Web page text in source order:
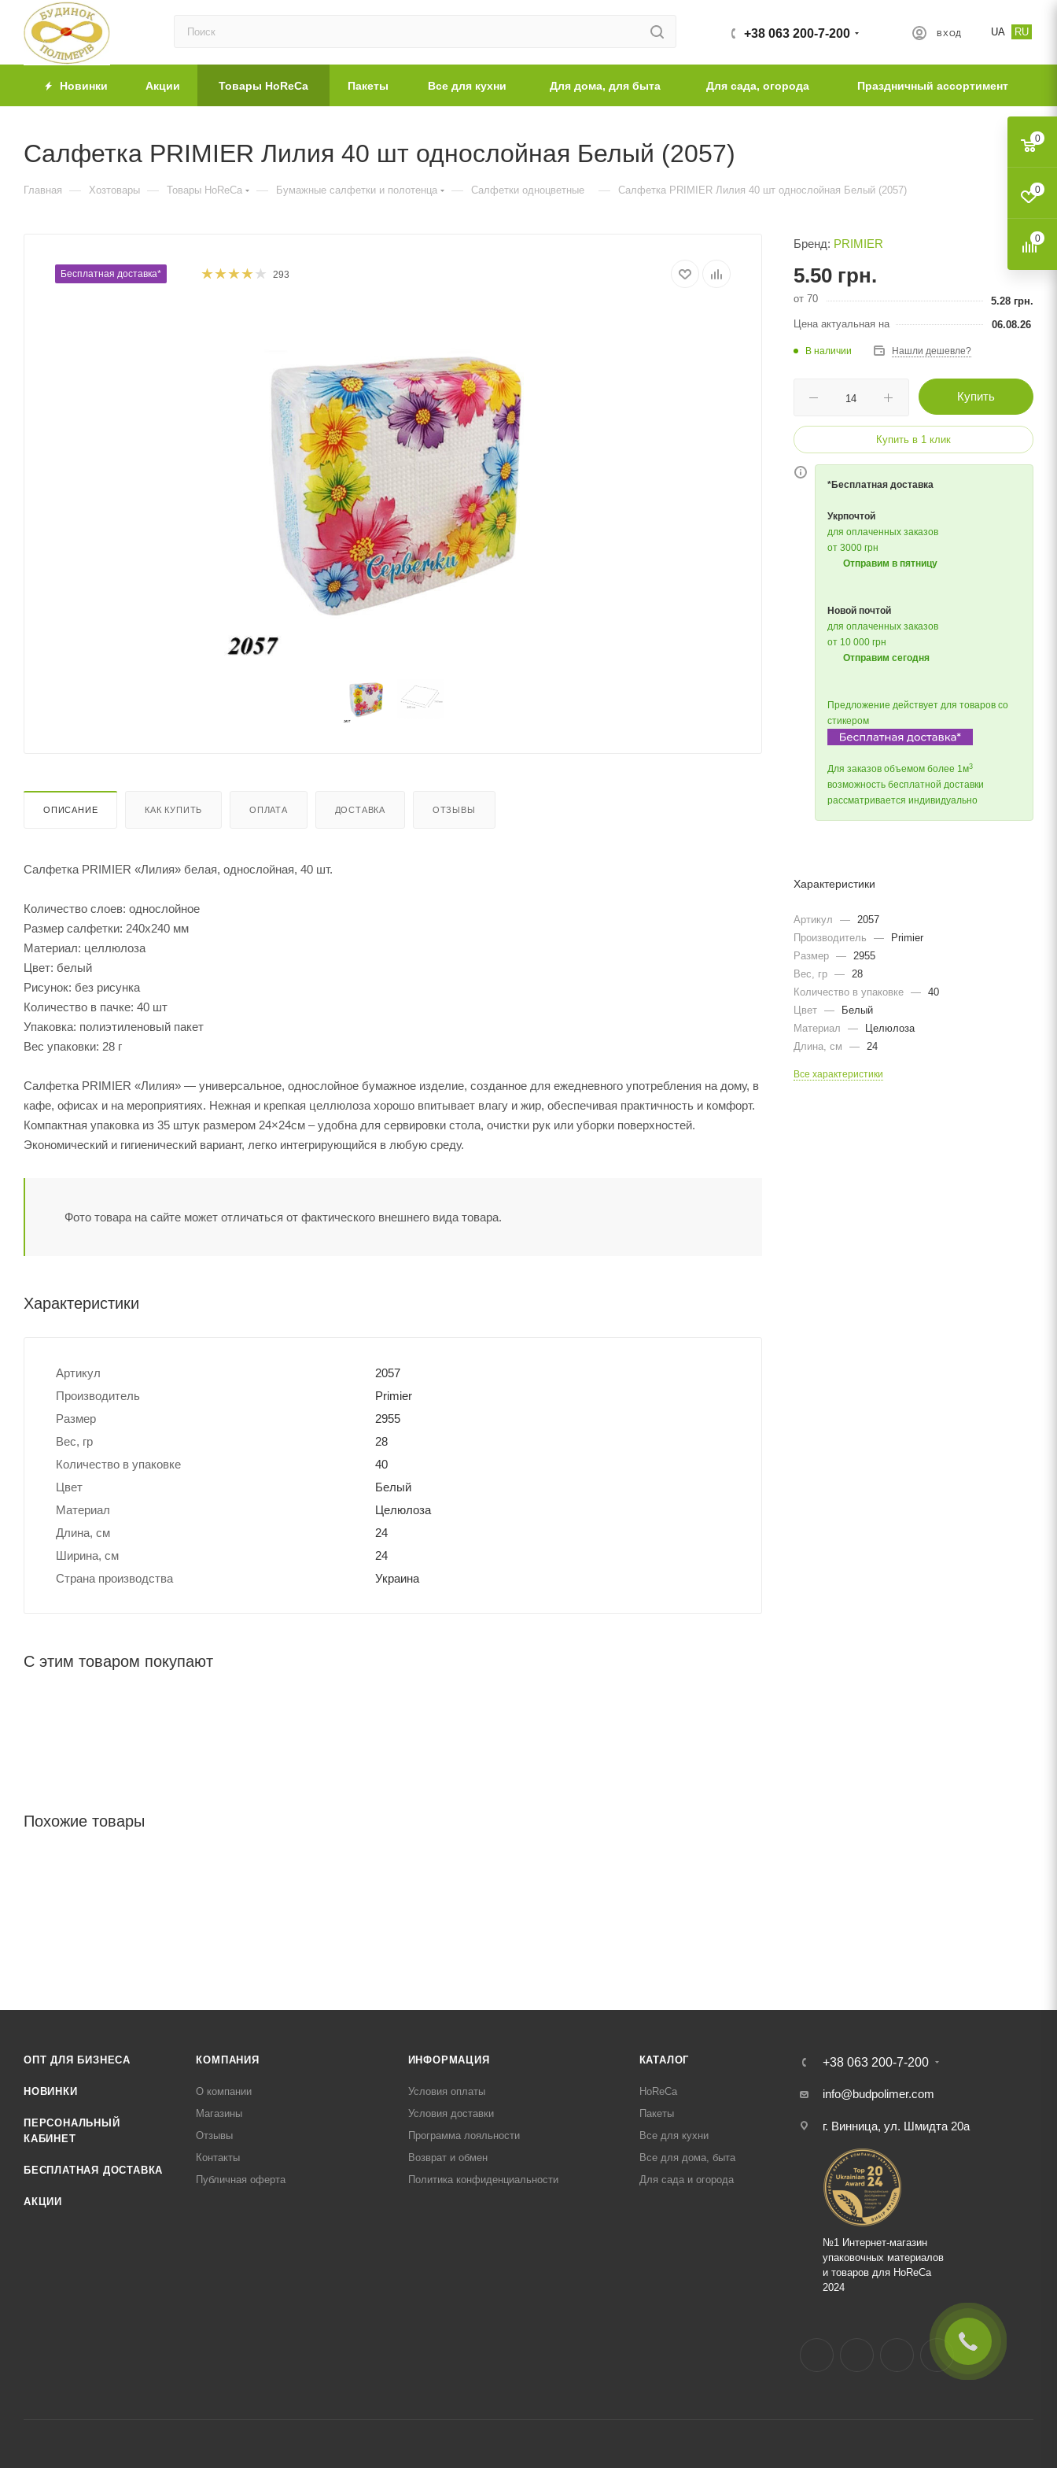
UA RU
ВХОД
+38 063 200-7-200
Новинки Акции Товары HoReCa Пакеты Все для кухни Для дома, для быта Для сада, огорода Праздничный ассортимент
Салфетка PRIMIER Лилия 40 шт однослойная Белый (2057)
Главная — Хозтовары — Товары HoReCa — Бумажные салфетки и полотенца — Салфетки одноцветные — Салфетка PRIMIER Лилия 40 шт однослойная Белый (2057)
Бесплатная доставка* 293
ОПИСАНИЕ КАК КУПИТЬ ОПЛАТА ДОСТАВКА ОТЗЫВЫ
Салфетка PRIMIER «Лилия» белая, однослойная, 40 шт.
Количество слоев: однослойное
Размер салфетки: 240х240 мм
Материал: целлюлоза
Цвет: белый
Рисунок: без рисунка
Количество в пачке: 40 шт
Упаковка: полиэтиленовый пакет
Вес упаковки: 28 г
Салфетка PRIMIER «Лилия» — универсальное, однослойное бумажное изделие, созданное для ежедневного употребления на дому, в
кафе, офисах и на мероприятиях. Нежная и крепкая целлюлоза хорошо впитывает влагу и жир, обеспечивая практичность и комфорт.
Компактная упаковка из 35 штук размером 24×24см – удобна для сервировки стола, очистки рук или уборки поверхностей.
Экономический и гигиенический вариант, легко интегрирующийся в любую среду.
Фото товара на сайте может отличаться от фактического внешнего вида товара.
Характеристики
Артикул
2057
Производитель
Primier
Размер
2955
Вес, гр
28
Количество в упаковке
40
Цвет
Белый
Материал
Целюлоза
Длина, cм
24
Ширина, cм
24
Страна производства
Украина
С этим товаром покупают
Похожие товары
Бренд: PRIMIER
5.50 грн.
от 70 5.28 грн.
Цена актуальная на
06.08.26
В наличии Нашли дешевле?
Купить
Купить в 1 клик
*Бесплатная доставка
Укрпочтой
для оплаченных заказов
от 3000 грн
Отправим в пятницу
Новой почтой
для оплаченных заказов
от 10 000 грн
Отправим сегодня
Предложение действует для товаров со
стикером
Для заказов объемом более 1м3
возможность бесплатной доставки
рассматривается индивидуально
Характеристики
Артикул —
2057
Производитель
—
Primier
Размер —
2955
Вес, гр —
28
Количество в упаковке — 40
Цвет —
Белый
Материал
—
Целюлоза
Длина, cм
— 24
Все характеристики
ОПТ ДЛЯ БИЗНЕСА
НОВИНКИ
ПЕРСОНАЛЬНЫЙ
КАБИНЕТ
БЕСПЛАТНАЯ ДОСТАВКА
АКЦИИ
КОМПАНИЯ
О компании
Магазины
Отзывы
Контакты
Публичная оферта
ИНФОРМАЦИЯ
Условия оплаты
Условия доставки
Программа лояльности
Возврат и обмен
Политика конфиденциальности
КАТАЛОГ
HoReCa
Пакеты
Все для кухни
Все для дома, быта
Для сада и огорода
+38 063 200-7-200
info@budpolimer.com
г. Винница, ул. Шмидта 20а
№1 Интернет-магазин
упаковочных материалов
и товаров для HoReCa
2024
0
0
0